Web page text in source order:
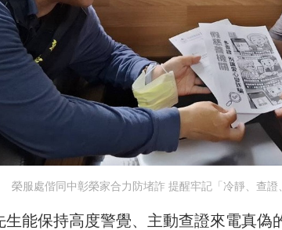
榮服處偕同中彰榮家合力防堵詐 提醒牢記「冷靜、查證
能保持高度警覺、主動查證來電真偽